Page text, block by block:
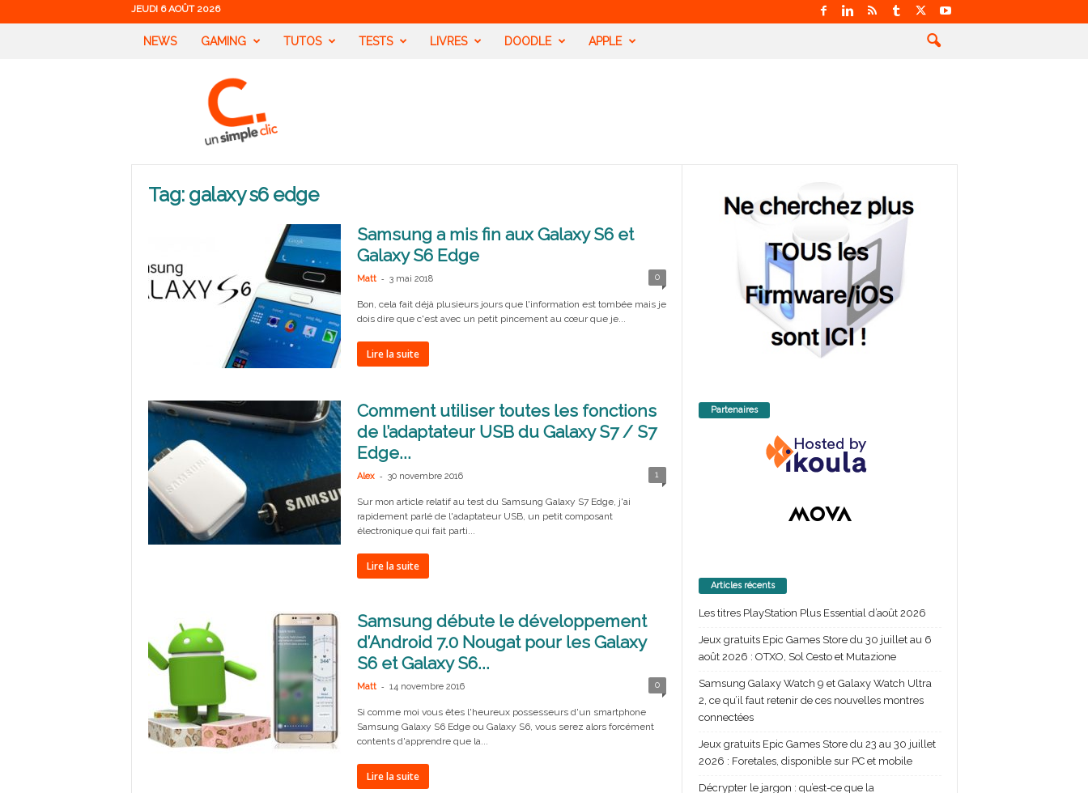
JEUDI 6 AOÛT 2026
NEWS GAMING TUTOS TESTS LIVRES DOODLE APPLE
Tag: galaxy s6 edge
Samsung a mis fin aux Galaxy S6 et
Galaxy S6 Edge
Matt - 3 mai 2018 0
Bon, cela fait déjà plusieurs jours que l'information est tombée mais je
dois dire que c'est avec un petit pincement au cœur que je...
Lire la suite
Comment utiliser toutes les fonctions
de l’adaptateur USB du Galaxy S7 / S7
Edge...
Alex - 30 novembre 2016 1
Sur mon article relatif au test du Samsung Galaxy S7 Edge, j'ai
rapidement parlé de l'adaptateur USB, un petit composant
électronique qui fait parti...
Lire la suite
Samsung débute le développement
d’Android 7.0 Nougat pour les Galaxy
S6 et Galaxy S6...
Matt - 14 novembre 2016 0
Si comme moi vous êtes l'heureux possesseurs d'un smartphone
Samsung Galaxy S6 Edge ou Galaxy S6, vous serez alors forcément
contents d'apprendre que la...
Lire la suite
Partenaires
Articles récents
Les titres PlayStation Plus Essential d’août 2026
Jeux gratuits Epic Games Store du 30 juillet au 6
août 2026 : OTXO, Sol Cesto et Mutazione
Samsung Galaxy Watch 9 et Galaxy Watch Ultra
2, ce qu’il faut retenir de ces nouvelles montres
connectées
Jeux gratuits Epic Games Store du 23 au 30 juillet
2026 : Foretales, disponible sur PC et mobile
Décrypter le jargon : qu’est-ce que la